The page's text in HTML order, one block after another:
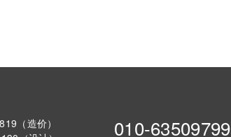
（造价）
010-63509799